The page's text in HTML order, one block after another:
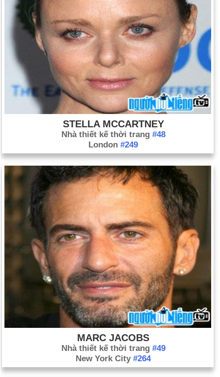
STELLA MCCARTNEY
Nhà thiết kế thời trang #48
London #249
MARC JACOBS
Nhà thiết kế thời trang #49
New York City #264